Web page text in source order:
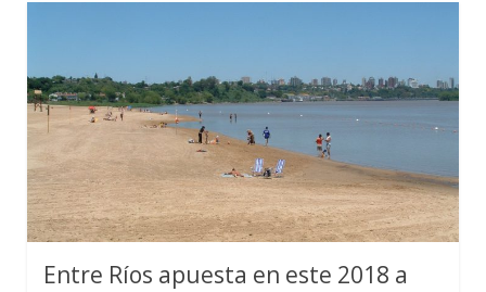
Entre Ríos apuesta en este 2018 a